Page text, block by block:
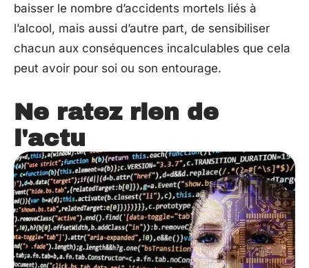
baisser le nombre d’accidents mortels liés à
l’alcool, mais aussi d’autre part, de sensibiliser
chacun aux conséquences incalculables que cela
peut avoir pour soi ou son entourage.
Ne ratez rien de
l'actu